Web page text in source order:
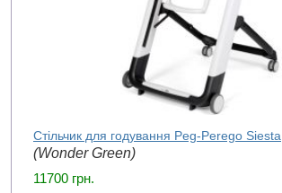
Стільчик для годування Peg-Perego Siesta
(Wonder Green)
11700 грн.